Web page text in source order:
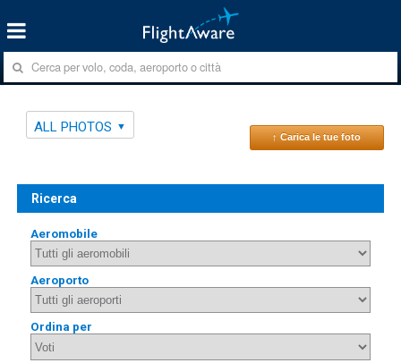
ALL PHOTOS
↑ Carica le tue foto
Ricerca
Aeromobile
Aeroporto
Ordina per